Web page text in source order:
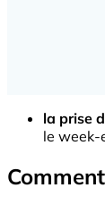
la prise
le week-